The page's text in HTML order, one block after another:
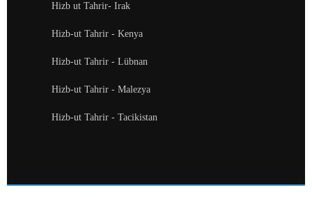
Hizb ut Tahrir- Irak
Hizb-ut Tahrir - Kenya
Hizb-ut Tahrir - Lübnan
Hizb-ut Tahrir - Malezya
Hizb-ut Tahrir - Tacikistan